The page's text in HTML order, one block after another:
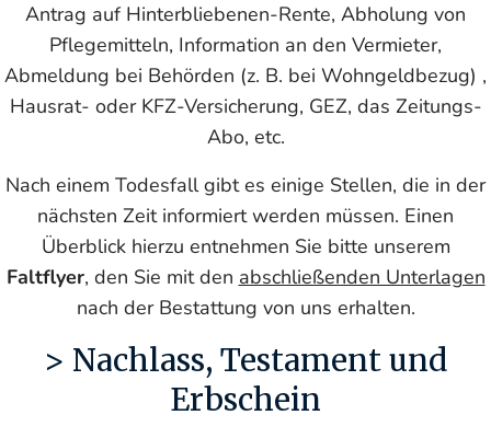
Antrag auf Hinterbliebenen-Rente, Abholung von
Pflegemitteln, Information an den Vermieter,
Abmeldung bei Behörden (z. B. bei Wohngeldbezug) ,
Hausrat- oder KFZ-Versicherung, GEZ, das Zeitungs-
Abo, etc.
Nach einem Todesfall gibt es einige Stellen, die in der
nächsten Zeit informiert werden müssen. Einen
Überblick hierzu entnehmen Sie bitte unserem
Faltflyer, den Sie mit den abschließenden Unterlagen
nach der Bestattung von uns erhalten.
> Nachlass, Testament und
Erbschein